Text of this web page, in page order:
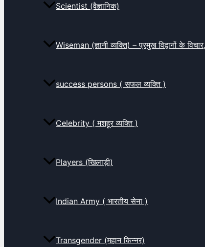
Scientist (वैज्ञानिक)
Wiseman (ज्ञानी व्यक्ति) – प्रमुख विद्वानों के
success persons ( सफल व्यक्ति )
Celebrity ( मशहूर व्यक्ति )
Players (खिलाड़ी)
Indian Army ( भारतीय सेना )
Transgender (महान किन्नर)